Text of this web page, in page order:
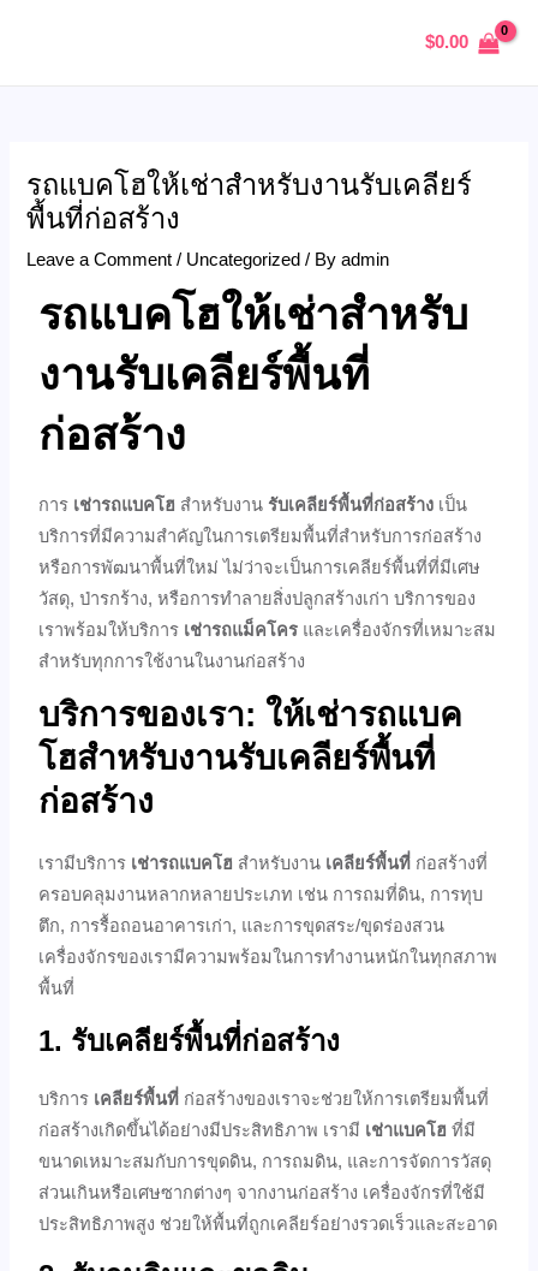
$0.00
รถแบคโฮให้เช่าสำหรับงานรับเคลียร์
พื้นที่ก่อสร้าง
Leave a Comment / Uncategorized / Byadmin
รถแบคโฮให้เช่าสำหรับ
งานรับเคลียร์พื้นที่
ก่อสร้าง
การ เช่ารถแบคโฮ สำหรับงานรับเคลียร์พื้นที่ก่อสร้าง เป็น
บริการที่มีความสำคัญในการเตรียมพื้นที่สำหรับการก่อสร้าง
หรือการพัฒนาพื้นที่ใหม่ ไม่ว่าจะเป็นการเคลียร์พื้นที่ที่มีเศษ
วัสดุ, ป่ารกร้าง, หรือการทำลายสิ่งปลูกสร้างเก่า บริการของ
เราพร้อมให้บริการ เช่ารถแม็คโคร และเครื่องจักรที่เหมาะสม
สำหรับทุกการใช้งานในงานก่อสร้าง
บริการของเรา: ให้เช่ารถแบค
โฮสำหรับงานรับเคลียร์พื้นที่
ก่อสร้าง
เรามีบริการ เช่ารถแบคโฮ สำหรับงาน เคลียร์พื้นที่ ก่อสร้างที่
ครอบคลุมงานหลากหลายประเภท เช่น การถมที่ดิน, การทุบ
ตึก, การรื้อถอนอาคารเก่า, และการขุดสระ/ขุดร่องสวน
เครื่องจักรของเรามีความพร้อมในการทำงานหนักในทุกสภาพ
พื้นที่
1. รับเคลียร์พื้นที่ก่อสร้าง
บริการ เคลียร์พื้นที่ ก่อสร้างของเราจะช่วยให้การเตรียมพื้นที่
ก่อสร้างเกิดขึ้นได้อย่างมีประสิทธิภาพ เรามี เช่าแบคโฮ ที่มี
ขนาดเหมาะสมกับการขุดดิน, การถมดิน, และการจัดการวัสดุ
ส่วนเกินหรือเศษซากต่างๆ จากงานก่อสร้าง เครื่องจักรที่ใช้มี
ประสิทธิภาพสูง ช่วยให้พื้นที่ถูกเคลียร์อย่างรวดเร็วและสะอาด